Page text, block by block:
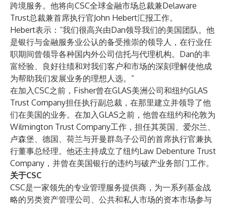
跨境服务。他将向CSC全球金融市场总裁兼Delaware
Trust总裁兼首席执行官John Hebert汇报工作。
Hebert表示：“我们很高兴由Dan领导我们的美国团队。他
是银行与金融服务业公认的备受推崇的领导人，在行业任
职期间曾领导各种国内外公司信托与代理机构。Dan的丰
富经验、良好往绩和对我们客户和市场的深刻理解使他成
为帮助我们发展业务的理想人选。”
在加入CSC之前，Fisher曾在GLAS美洲公司和纽约GLAS
Trust Company担任执行副总裁，在那里建立并领导了他
们在美国的业务。在加入GLAS之前，他曾在纽约和伦敦为
Wilmington Trust Company工作，担任其英国、爱尔兰、
卢森堡、德国、荷兰与开曼群岛子公司的首席执行官兼执
行董事总经理。他还主持成立了纽约Law Debenture Trust
Company，并曾在美国银行的违约与破产业务部门工作。
关于CSC
CSC是一家领先的专业管理服务提供商，为一系列基金战
略的另类资产管理公司、公共和私人市场的资本市场参与